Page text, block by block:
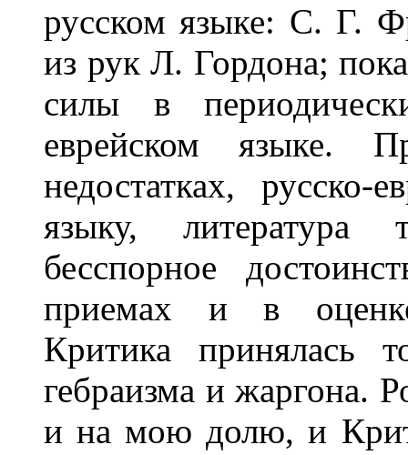
русском языке: С. Г.
из рук Л. Гордона;
силы в
еврейском языке.
недостатках, русско-
языку,
бесспорное
приемах и в оценке
Критика принялась
гебраизма и жаргона.
и на мою долю, и